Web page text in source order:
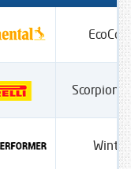
Scorpion